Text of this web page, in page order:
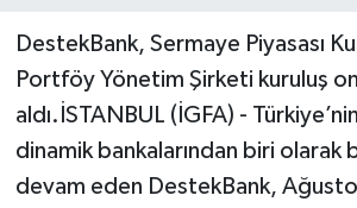
DestekBank, Sermaye Piyasası
Portföy Yönetim Şirketi kuruluş
aldı.İSTANBUL (İGFA) -
dinamik bankalarından biri olarak
devam eden DestekBank,